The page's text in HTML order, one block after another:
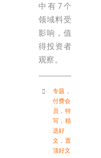
中有7个
领域料受
影响，值
得投资者
观察。
专题 ，
付费会
员 ， 特
写 ， 精
选好
文 ， 置
顶好文